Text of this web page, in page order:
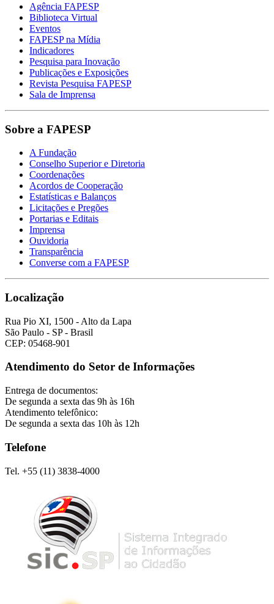
Agência FAPESP
Biblioteca Virtual
Eventos
FAPESP na Mídia
Indicadores
Pesquisa para Inovação
Publicações e Exposições
Revista Pesquisa FAPESP
Sala de Imprensa
Sobre a FAPESP
A Fundação
Conselho Superior e Diretoria
Coordenações
Acordos de Cooperação
Estatísticas e Balanços
Licitações e Pregões
Portarias e Editais
Imprensa
Ouvidoria
Transparência
Converse com a FAPESP
Localização
Rua Pio XI, 1500 - Alto da Lapa
São Paulo - SP - Brasil
CEP: 05468-901
Atendimento do Setor de Informações
Entrega de documentos:
De segunda a sexta das 9h às 16h
Atendimento telefônico:
De segunda a sexta das 10h às 12h
Telefone
Tel. +55 (11) 3838-4000